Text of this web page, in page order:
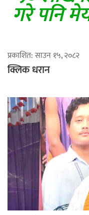
गरे पनि
प्रकाशित: साउन १५, २०८२
क्लिक धरान